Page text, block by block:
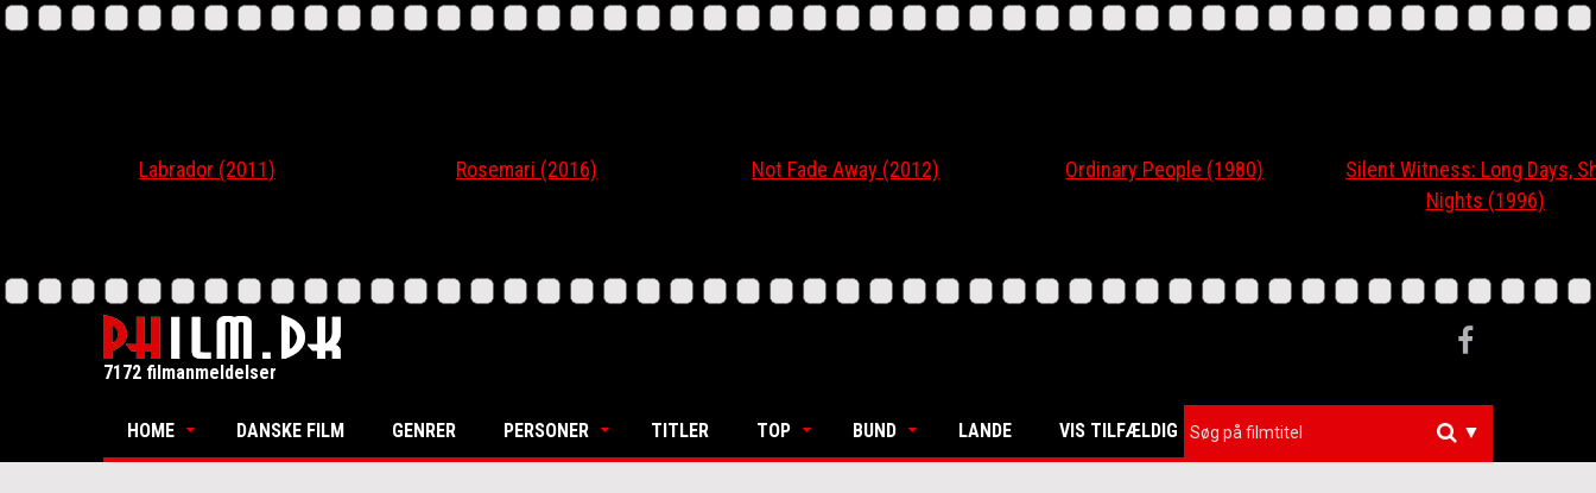
Labrador (2011) Rosemari (2016) Not Fade Away (2012) Ordinary People (1980)
Silent Witness: Long Days, Short
Nights (1996)
7172 filmanmeldelser
HOME DANSKE FILM GENRER PERSONER TITLER TOP BUND LANDE VIS TILFÆLDIG ▼